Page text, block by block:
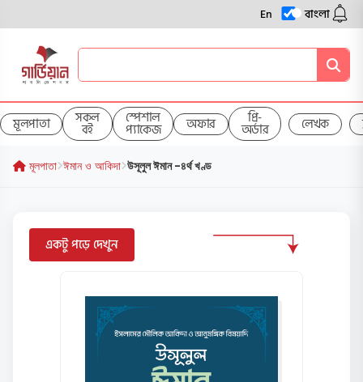
En বাংলা
মূলপাতা সকল
বই
স্পেশাল
প্যাকেজ অফার প্রি-
অর্ডার লেখক
মূলপাতা ঈমান ও আকিদা উসূলুল ঈমান -৪র্থ খণ্ড
একটু পড়ে দেখুন